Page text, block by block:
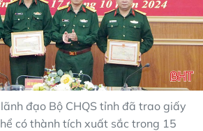
đạo Bộ CHQS tỉnh đã trao giấy
có thành tích xuất sắc trong 15